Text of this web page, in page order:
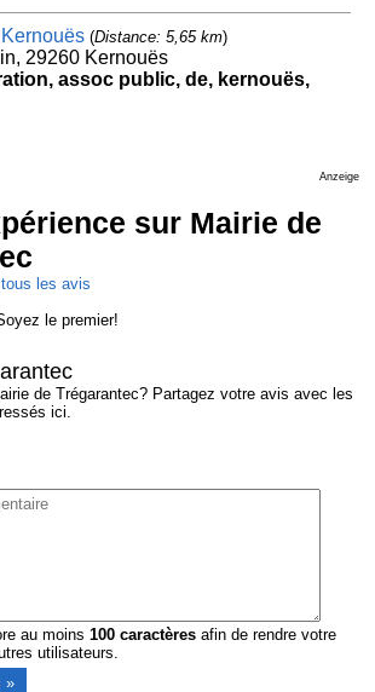
(Distance: 5,65 km)
29260 Kernouës
assoc public, de, kernouës,
Anzeige
sur Mairie de
les avis
le premier!
de Trégarantec? Partagez votre avis avec les
ici.
au moins100 caractères afin de rendre votre
utilisateurs.